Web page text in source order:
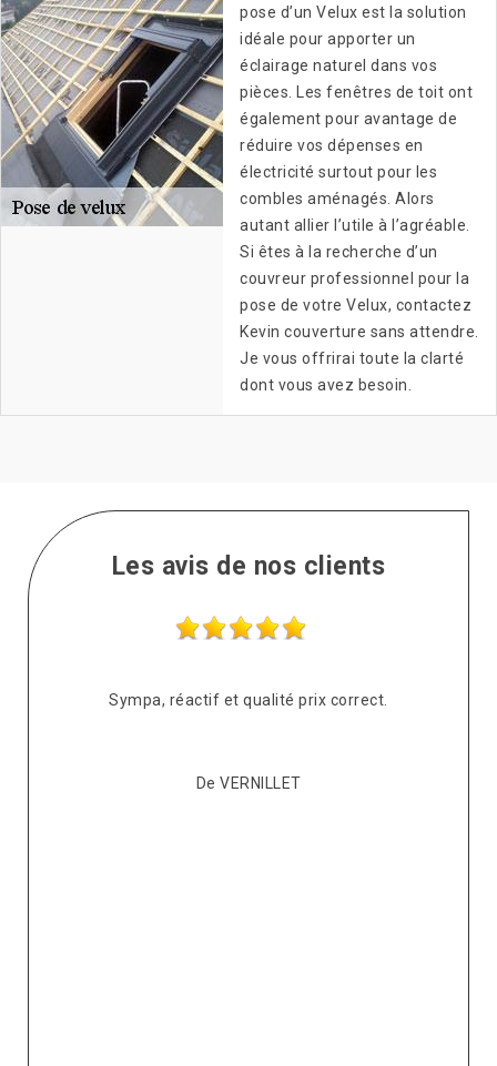
pose d’un Velux est la solution
idéale pour apporter un
éclairage naturel dans vos
pièces. Les fenêtres de toit ont
également pour avantage de
réduire vos dépenses en
électricité surtout pour les
combles aménagés. Alors
autant allier l’utile à l’agréable.
Si êtes à la recherche d’un
couvreur professionnel pour la
pose de votre Velux, contactez
Kevin couverture sans attendre.
Je vous offrirai toute la clarté
dont vous avez besoin.
Les avis de nos clients
Sympa, réactif et qualité prix correct.
De VERNILLET